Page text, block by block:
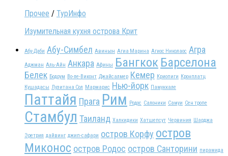
Прочее / ТурИнфо
Изумительная кухня острова Крит
Абу-Даби Абу-Симбел Авиньон Агиа Марина Агиос Николаос Агра
Аджман Аль-Айн Анкара Афины Бангкок Барселона
Белек Бодрум Во-ле-Виконт Джайсалмер Кемер Криопиги Кронплатц
Кушадасы Лузитана Сол Мармарис Нью-йорк Памуккале
Паттайя Прага Рим Родос Салоники Самуи Сен тропе
Стамбул Таиланд Халкидики Хатшепсут Червиния Шарджа
Эретрия дайвинг джип-сафари остров Корфу остров
Миконос остров Родос остров Санторини пирамида